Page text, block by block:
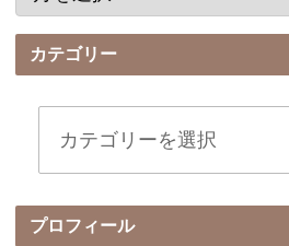
カテゴリー
プロフィール